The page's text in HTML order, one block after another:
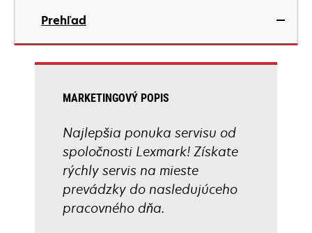
Prehľad
MARKETINGOVÝ POPIS
Najlepšia ponuka servisu od
spoločnosti Lexmark! Získate
rýchly servis na mieste
prevádzky do nasledujúceho
pracovného dňa.